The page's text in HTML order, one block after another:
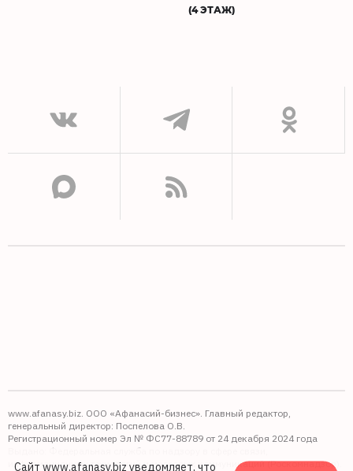
(4 ЭТАЖ)
www.afanasy.biz. ООО «Афанасий-бизнес». Главный редактор,
генеральный директор: Поспелова О.В.
Регистрационный номер Эл № ФС77-88789 от 24 декабря 2024 года
Выдано: Федеральная служба по надзору в сфере связи,
информационных технологий и массовых коммуникаций (Роскомнадзор).
Сайт www.afanasy.biz уведомляет, что